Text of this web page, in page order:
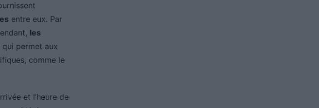
entre eux. Par
les
qui permet aux
comme le
et l’heure de